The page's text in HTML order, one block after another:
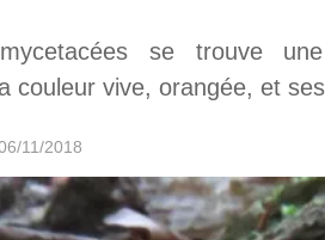
se trouve
couleur vive, orangée, et
11/2018